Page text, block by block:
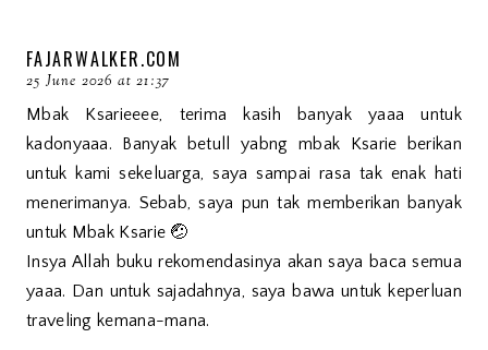
FAJARWALKER.COM
25 June 2026 at 21:37
Mbak Ksarieeee, terima kasih banyak yaaa untuk
kadonyaaa. Banyak betull yabng mbak Ksarie berikan
untuk kami sekeluarga, saya sampai rasa tak enak hati
menerimanya. Sebab, saya pun tak memberikan banyak
untuk Mbak Ksarie 🤕
Insya Allah buku rekomendasinya akan saya baca semua
yaaa. Dan untuk sajadahnya, saya bawa untuk keperluan
traveling kemana-mana.